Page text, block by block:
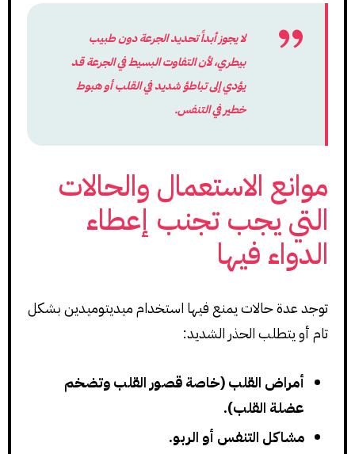
لا يجوز أبداً تحديد الجرعة دون طبيب
بيطري، لأن التفاوت البسيط في الجرعة قد
يؤدي إلى تباطؤ شديد في القلب أو هبوط
خطير في التنفس.
موانع الاستعمال والحالات
التي يجب تجنب إعطاء
الدواء فيها
توجد عدة حالات يمنع فيها استخدام ميديتوميدين بشكل
تام أو يتطلب الحذر الشديد:
أمراض القلب (خاصة قصور القلب وتضخم
عضلة القلب).
مشاكل التنفس أو الربو.